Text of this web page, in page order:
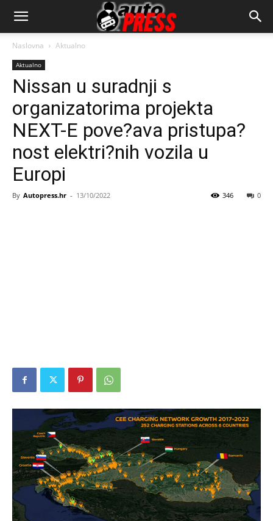
AutopressHR
Naslovna Aktualno
Aktualno
Nissan u suradnji s
organizatorima projekta
NEXT-E pove?ava pristupa?
nost elektri?nih vozila u
Europi
By Autopress.hr - 13/10/2022 0
346